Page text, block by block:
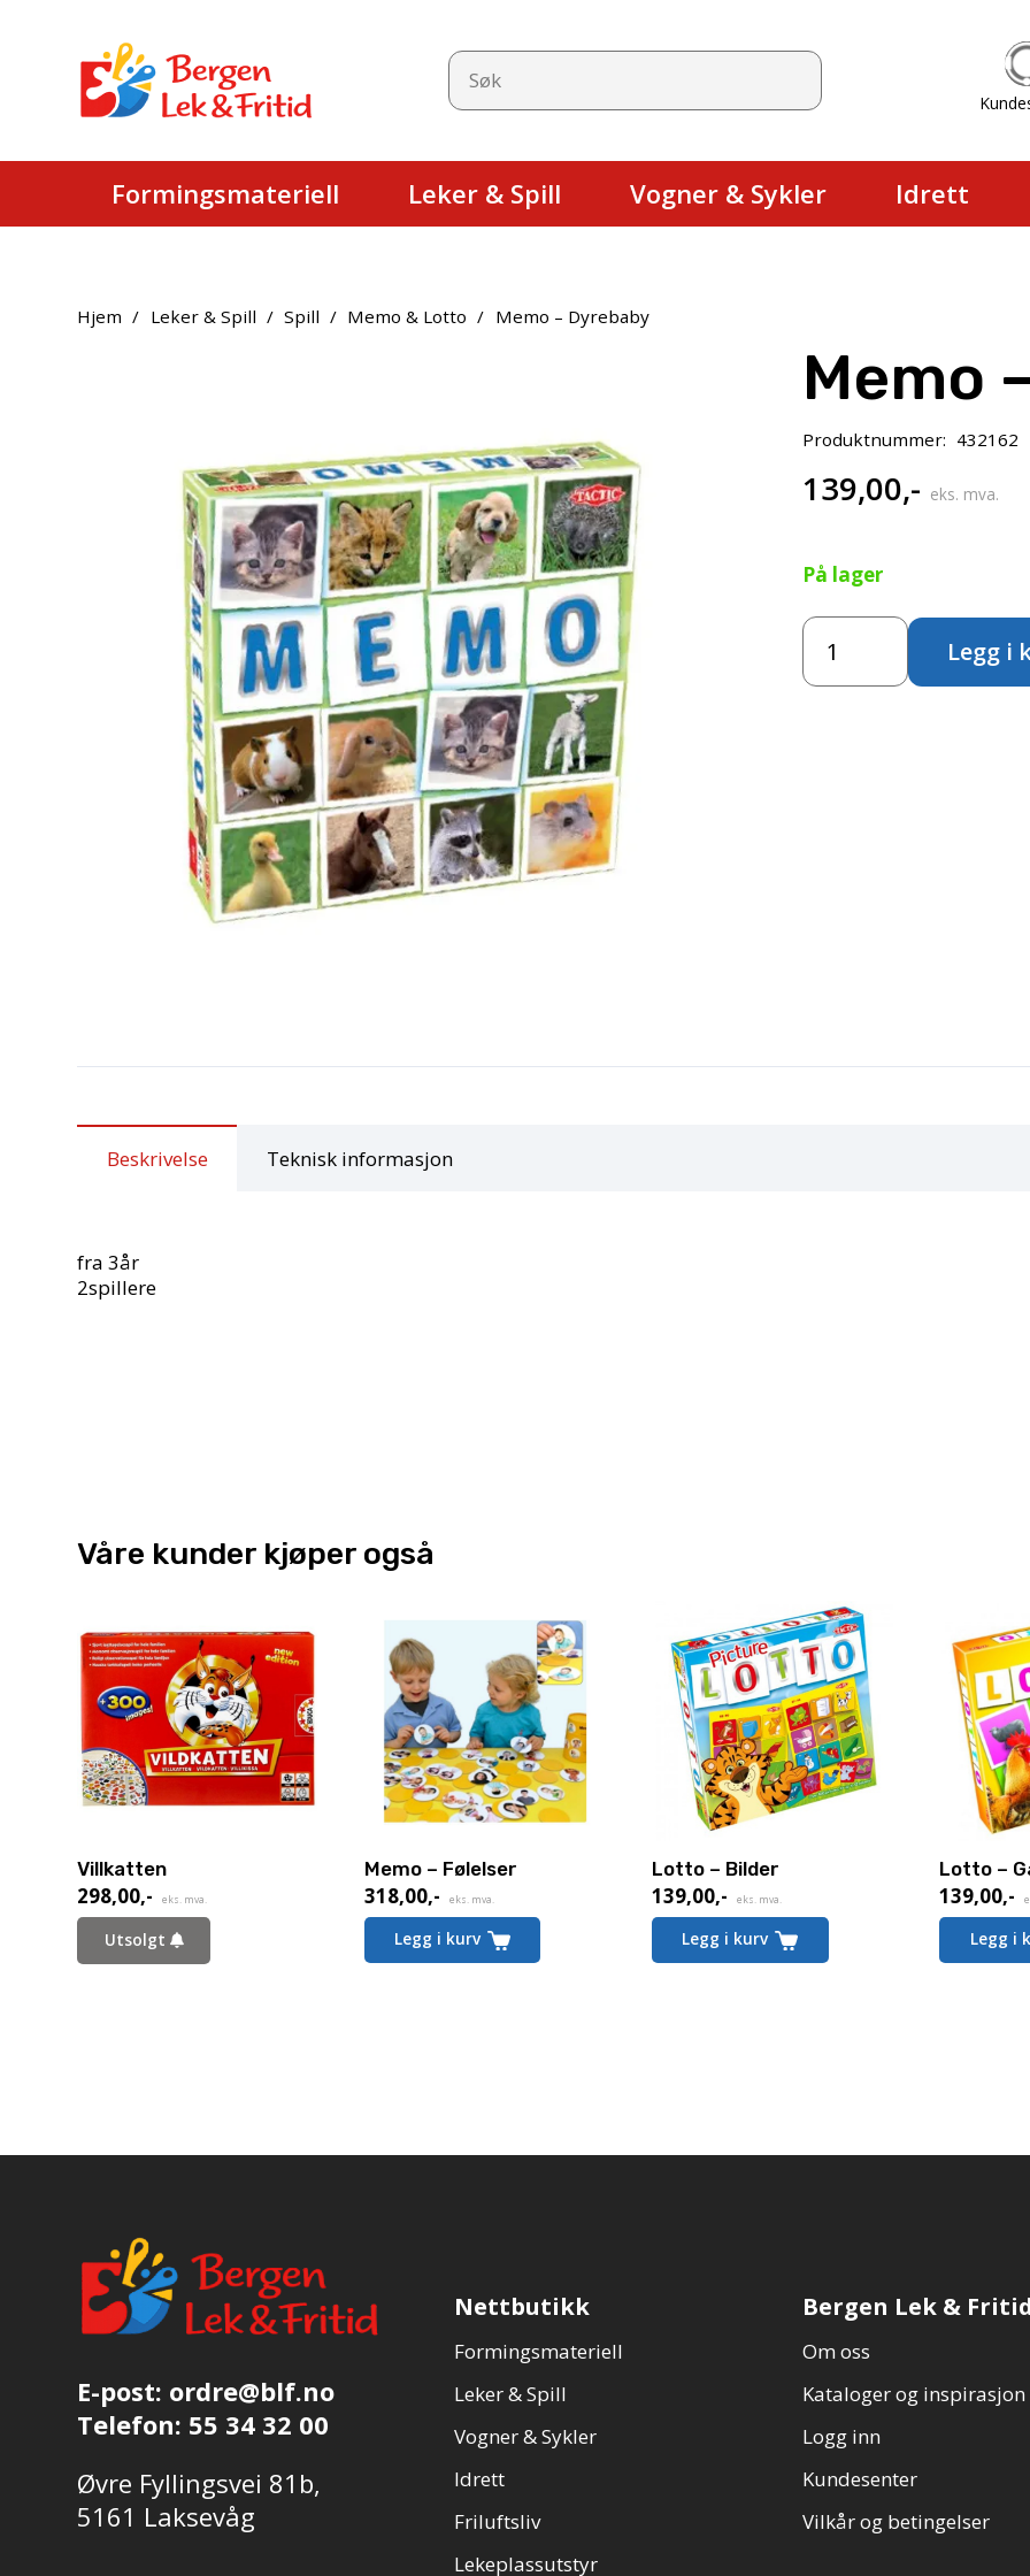
Formingsmateriell Leker & Spill Vogner & Sykler Idrett
Hjem / Leker & Spill / Spill / Memo & Lotto / Memo – Dyrebaby
Memo
Produktnummer: 432162
139,00,- eks. mva.
På lager
Memo
Dyrebaby
Legg i
Beskrivelse Teknisk informasjon
fra 3år
2spillere
Våre kunder kjøper også
Villkatten
298,00,- eks. mva.
Utsolgt
Memo – Følelser
318,00,- eks. mva.
Legg i kurv
Lotto – Bilder
139,00,- eks. mva.
Legg i kurv
Lotto –
139,00,-
Legg i
E-post: ordre@blf.no
Telefon: 55 34 32 00
Øvre Fyllingsvei 81b,
5161 Laksevåg
Nettbutikk
Formingsmateriell
Leker & Spill
Vogner & Sykler
Idrett
Friluftsliv
Lekeplassutstyr
Bergen Lek &
Om oss
Kataloger og inspirasjon
Logg inn
Kundesenter
Vilkår og betingelser